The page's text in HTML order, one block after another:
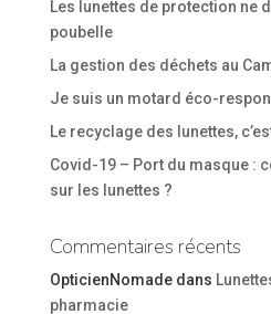
Les lunettes de protection ne
poubelle
La gestion des déchets au
Je suis un motard éco-
Le recyclage des lunettes,
Covid-19 – Port du masque :
sur les lunettes ?
Commentaires récents
OpticienNomadedans
pharmacie